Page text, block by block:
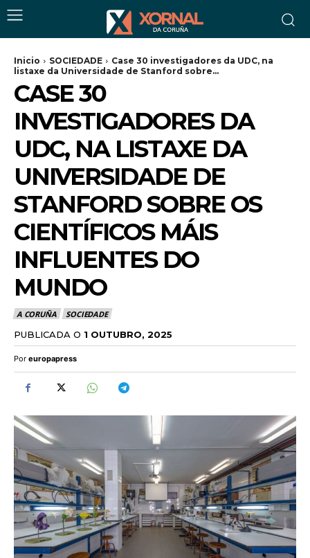
Inicio SOCIEDADE
Case 30 investigadores da UDC, na
listaxe da Universidade de Stanford sobre...
CASE 30
INVESTIGADORES DA
UDC, NA LISTAXE DA
UNIVERSIDADE DE
STANFORD SOBRE OS
CIENTÍFICOS MÁIS
INFLUENTES DO
MUNDO
A CORUÑA SOCIEDADE
PUBLICADA O 1 OUTUBRO, 2025
Por europapress